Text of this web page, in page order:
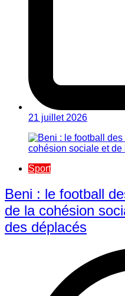
21 juillet 2026
Sport
Beni : le football
de la cohésion
des déplacés​